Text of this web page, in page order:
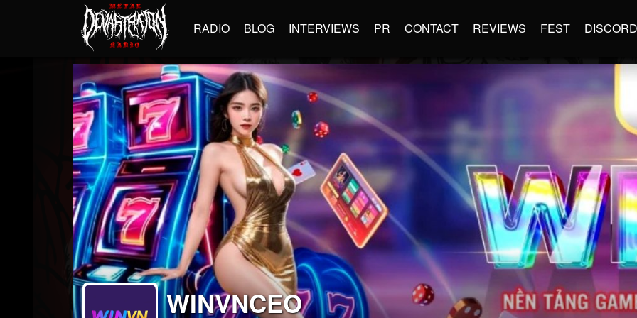
RADIO BLOG INTERVIEWS PR CONTACT REVIEWS FEST DISCORD
WINVNCEO